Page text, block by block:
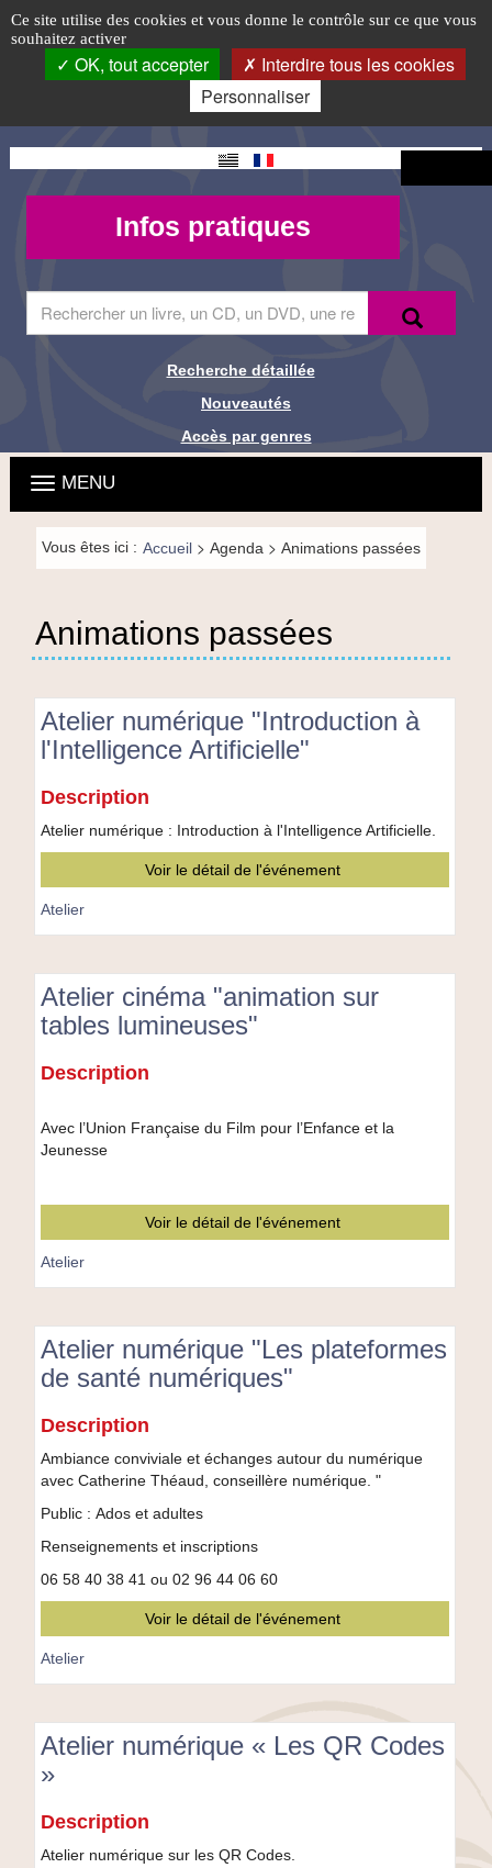
Panneau de gestion des cookies
Ce site utilise des cookies et vous donne le contrôle sur ce que vous
souhaitez activer
OK, tout accepter
Interdire tous les cookies
Personnaliser
Accéder
au
menu
principal
Accéder
au
contenu
Accéder
à
connexion
Animations
passées
Logo
top-
Changement
de langue
Mon
compte -
Infos
pratiques
Infos pratiques
Recherche
site
Recherche détaillée
Nouveautés
Accès par genres
Menu
principal
Ouvrir
la
navigation
Fil de
navigation-
FR
Vous êtes ici : Accueil > Agenda > Animations passées
Animations passées
Atelier numérique "Introduction à
l'Intelligence Artificielle"
numérique
"Introduction
à
Description
Atelier numérique : Introduction à l'Intelligence Artificielle.
Voir le détail de l'événement
Atelier
Atelier cinéma "animation sur
tables lumineuses"
cinéma
sur
tables
Description
Avec l’Union Française du Film pour l’Enfance et la
Jeunesse
Voir le détail de l'événement
Atelier
Atelier numérique "Les plateformes
de santé numériques"
numérique
"Les
plateformes
santé
numériques"
Description
Ambiance conviviale et échanges autour du numérique
avec Catherine Théaud, conseillère numérique. "
Public : Ados et adultes
Renseignements et inscriptions
06 58 40 38 41 ou 02 96 44 06 60
Voir le détail de l'événement
Atelier
Atelier numérique « Les QR Codes
»
numérique
«
Description
Atelier numérique sur les QR Codes.